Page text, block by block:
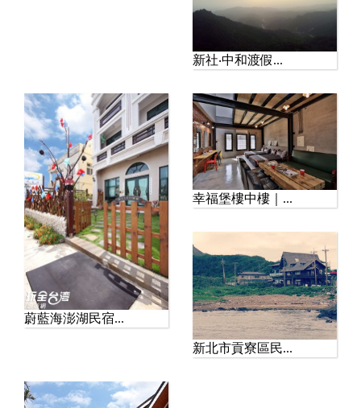
新社‧中和渡假...
蔚藍海澎湖民宿...
幸福堡樓中樓｜...
新北市貢寮區民...